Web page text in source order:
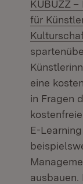
KUBUZZ
für
eine
in Fragen
E-
ausbauen.